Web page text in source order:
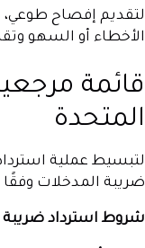
لتقديم إفصاح طوعي،
الأخطاء أو السهو
قائمة
المتحدة
لتبسيط عملية
ضريبة المدخلات وفقًا
شروط استرداد ضريبة